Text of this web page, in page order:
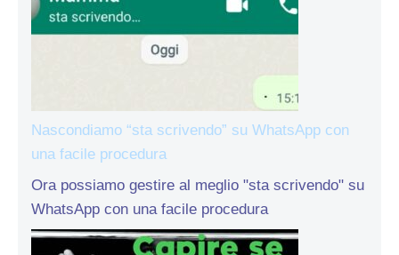
Nascondiamo “sta scrivendo” su WhatsApp con
una facile procedura
Ora possiamo gestire al meglio "sta scrivendo" su
WhatsApp con una facile procedura